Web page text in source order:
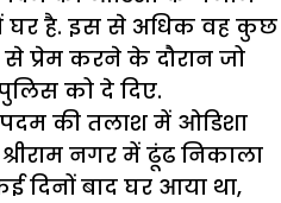
घर है. इस से अधिक वह कुछ
प्रेम करने के दौरान जो
को दे दिए.
की तलाश में ओडिशा
नगर में ढूंढ निकाला
दिनों बाद घर आया था,